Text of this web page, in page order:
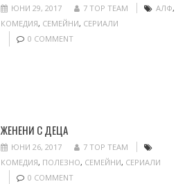
ЮНИ 29, 2017 7 TOP TEAM АЛФ,
КОМЕДИЯ, СЕМЕЙНИ, СЕРИАЛИ
0 COMMENT
ЖЕНЕНИ С ДЕЦА
ЮНИ 26, 2017
7 TOP TEAM
КОМЕДИЯ, ПОЛЕЗНО, СЕМЕЙНИ, СЕРИАЛИ
0 COMMENT